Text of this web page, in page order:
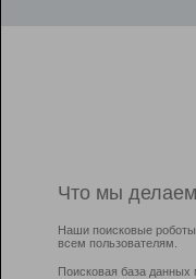
Что мы
Наши поисковые
всем пользователям.
Поисковая база